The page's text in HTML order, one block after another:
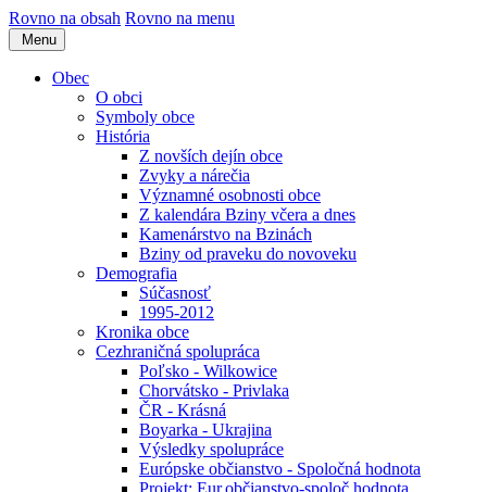
Rovno na obsah Rovno na menu
Menu
Obec
O obci
Symboly obce
História
Z novších dejín obce
Zvyky a nárečia
Významné osobnosti obce
Z kalendára Bziny včera a dnes
Kamenárstvo na Bzinách
Bziny od praveku do novoveku
Demografia
Súčasnosť
1995-2012
Kronika obce
Cezhraničná spolupráca
Poľsko - Wilkowice
Chorvátsko - Privlaka
ČR - Krásná
Boyarka - Ukrajina
Výsledky spolupráce
Európske občianstvo - Spoločná hodnota
Projekt: Eur.občianstvo-spoloč.hodnota